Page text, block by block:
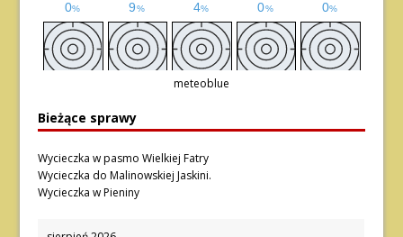
meteoblue
Bieżące sprawy
Wycieczka w pasmo Wielkiej Fatry
Wycieczka do Malinowskiej Jaskini.
Wycieczka w Pieniny